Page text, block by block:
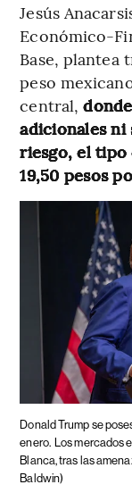
Jesús
Económico-
Base, plantea
peso
central,
adicionales ni
riesgo, el tipo
19,50 pesos
Donald Trump se
enero. Los mercados
Blanca, tras las
Baldwin)